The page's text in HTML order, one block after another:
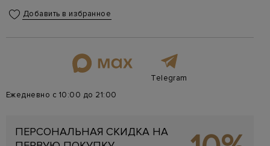
Добавить в избранное
Telegram
Ежедневно с 10:00 до 21:00
ПЕРСОНАЛЬНАЯ СКИДКА НА